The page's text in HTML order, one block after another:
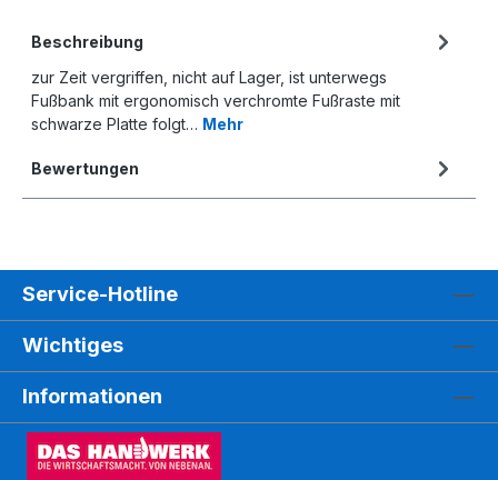
Beschreibung
zur Zeit vergriffen, nicht auf Lager, ist unterwegs
Fußbank mit ergonomisch verchromte Fußraste mit
schwarze Platte folgt… Mehr
Bewertungen
Service-Hotline
Wichtiges
Informationen